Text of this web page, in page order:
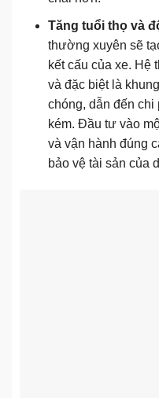
Tăng tuổi thọ và
thường xuyên sẽ
kết cấu của xe. Hệ
và đặc biệt là
chóng, dẫn đến
kém. Đầu tư vào
và vận hành đúng
bảo vệ tài sản của